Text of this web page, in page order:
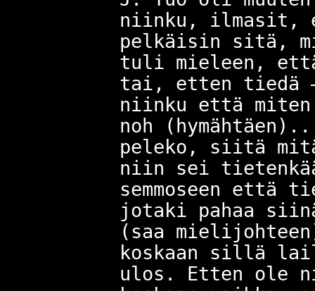
niinku, ilmasit,
pelkäisin sitä,
tuli mieleen,
tai, etten tiedä
niinku että
noh
peleko, siitä
niin sei
semmoseen
jotaki pahaa
(saa
koskaan sillä
ulos. Etten ole